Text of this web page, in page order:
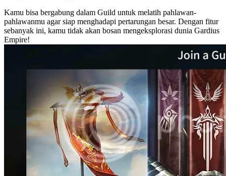
Kamu bisa bergabung dalam Guild untuk melatih pahlawan-
pahlawanmu agar siap menghadapi pertarungan besar. Dengan fitur
sebanyak ini, kamu tidak akan bosan mengeksplorasi dunia Gardius
Empire!